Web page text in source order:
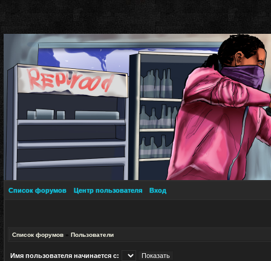
Список форумов Центр пользователя Вход
Список форумов » Пользователи
Имя пользователя начинается с: